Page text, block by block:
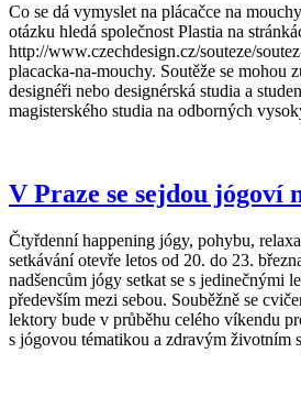
Co se dá vymyslet na plácačce na
otázku hledá společnost Plastia na
http://www.czechdesign.cz/souteze/
placacka-na-mouchy. Soutěže se mohou
designéři nebo designérská studia a
magisterského studia na odborných
V Praze se sejdou jógoví
Čtyřdenní happening jógy, pohybu,
setkávání otevře letos od 20. do 23.
nadšencům jógy setkat se s jedinečnými
především mezi sebou. Souběžně se
lektory bude v průběhu celého víkendu
s jógovou tématikou a zdravým životním